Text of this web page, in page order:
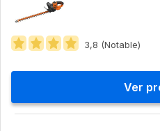
3,8 (Notable)
Ver